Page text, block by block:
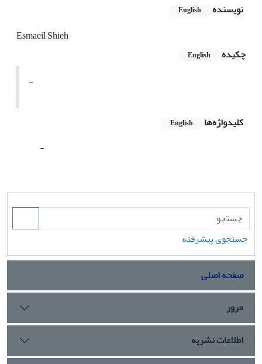
نویسنده English
Esmaeil Shieh
چکیده
English
-
کلیدواژه‌ها English
-
جستجوی پیشرفته
صفحه اصلی
مرور
اطلاعات نشریه